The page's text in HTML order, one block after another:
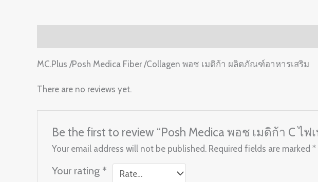
MC.Plus /Posh Medica Fiber /Collagen พอช เมดิก้า ผลิตภัณฑ์อาหารเสริม
There are no reviews yet.
Be the first to review “Posh Medica พอช เมดิก้า C ไฟ
Your email address will not be published. Required fields are marked*
Your rating *